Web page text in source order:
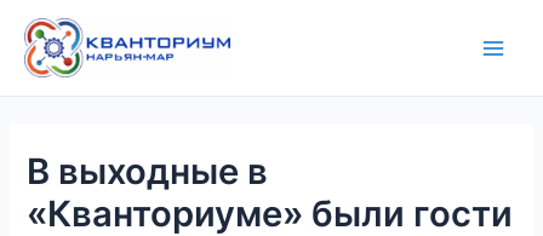
содержимому
В выходные в
«Кванториуме» были гости
по
записям